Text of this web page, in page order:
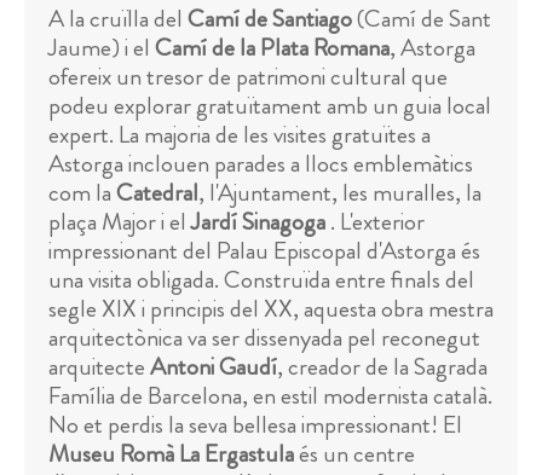
A la cruïlla del Camí de Santiago(Camí de Sant
Jaume) i el Camí de la Plata Romana, Astorga
ofereix un tresor de patrimoni cultural que
podeu explorar gratuïtament amb un guia local
expert. La majoria de les visites gratuïtes a
Astorga inclouen parades a llocs emblemàtics
com laCatedral, l'Ajuntament, les muralles, la
plaça Major i elJardí Sinagoga. L'exterior
impressionant del Palau Episcopal d'Astorga és
una visita obligada. Construïda entre finals del
segle XIX i principis del XX, aquesta obra mestra
arquitectònica va ser dissenyada pel reconegut
arquitecteAntoni Gaudí, creador de la Sagrada
Família de Barcelona, ​​en estil modernista català.
No et perdis la seva bellesa impressionant! El
Museu Romà La Ergastulaés un centre